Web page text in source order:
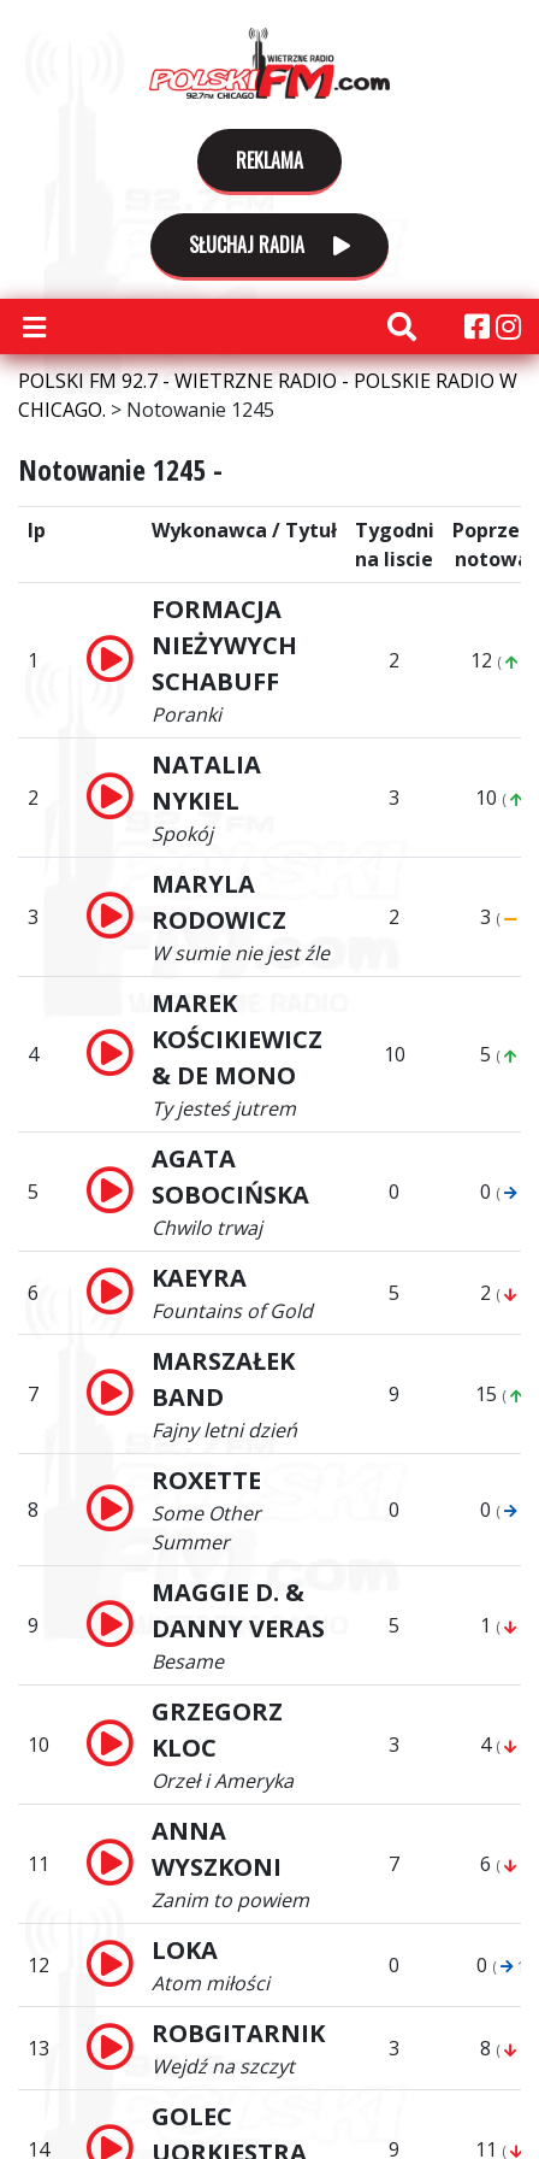
REKLAMA
SŁUCHAJ RADIA
POLSKI FM 92.7 - WIETRZNE RADIO - POLSKIE RADIO W
CHICAGO. > Notowanie 1245
Notowanie 1245 -
lp Wykonawca / Tytuł
Tygodni
na liscie
1
FORMACJA
NIEŻYWYCH
SCHABUFF
Poranki
2 12 (
2
NATALIA
NYKIEL
Spokój
3 10 (
3
MARYLA
RODOWICZ
W sumie nie jest źle
2 3 (
4
MAREK
KOŚCIKIEWICZ
& DE MONO
Ty jesteś jutrem
10 5 (
5
AGATA
SOBOCIŃSKA
Chwilo trwaj
0 0 (
6 KAEYRA
Fountains of Gold
5 2 (
7
MARSZAŁEK
BAND
Fajny letni dzień
9 15 (
8
ROXETTE
Some Other
Summer
0 0 (
9
MAGGIE D. &
DANNY VERAS
Besame
5 1 (
10
GRZEGORZ
KLOC
Orzeł i Ameryka
3 4 (
11
ANNA
WYSZKONI
Zanim to powiem
7 6 (
12 LOKA
Atom miłości
0 0 ( 12)
13 ROBGITARNIK
Wejdź na szczyt
3 8 (
14
GOLEC
UORKIESTRA
9 11 (